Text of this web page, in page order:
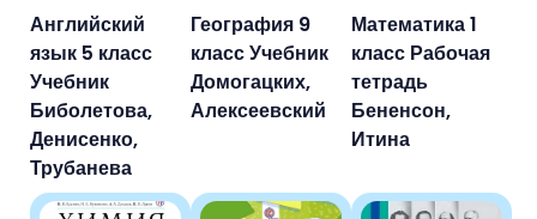
Английский
язык 5 класс
Учебник
Биболетова,
Денисенко,
Трубанева
География 9
класс Учебник
Домогацких,
Алексеевский
Математика 1
класс Рабочая
тетрадь
Бененсон,
Итина